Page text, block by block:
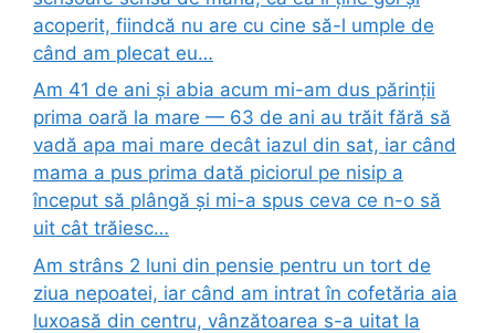
acoperit, fiindcă nu are cu cine să-l umple de
când am plecat eu…
Am 41 de ani și abia acum mi-am dus părinții
prima oară la mare — 63 de ani au trăit fără să
vadă apa mai mare decât iazul din sat, iar când
mama a pus prima dată piciorul pe nisip a
început să plângă și mi-a spus ceva ce n-o să
uit cât trăiesc…
Am strâns 2 luni din pensie pentru un tort de
ziua nepoatei, iar când am intrat în cofetăria aia
luxoasă din centru, vânzătoarea s-a uitat la